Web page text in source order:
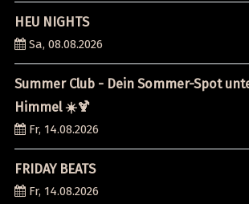
HEU NIGHTS
Sa, 08.08.2026
Summer Club - Dein Sommer-Spot
Himmel ☀️🍹
Fr, 14.08.2026
FRIDAY BEATS
Fr, 14.08.2026